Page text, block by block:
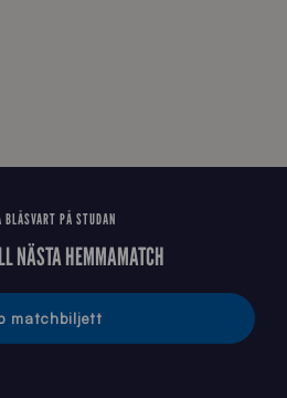
BLÅSVART PÅ STUDAN
NÄSTA HEMMAMATCH
matchbiljett